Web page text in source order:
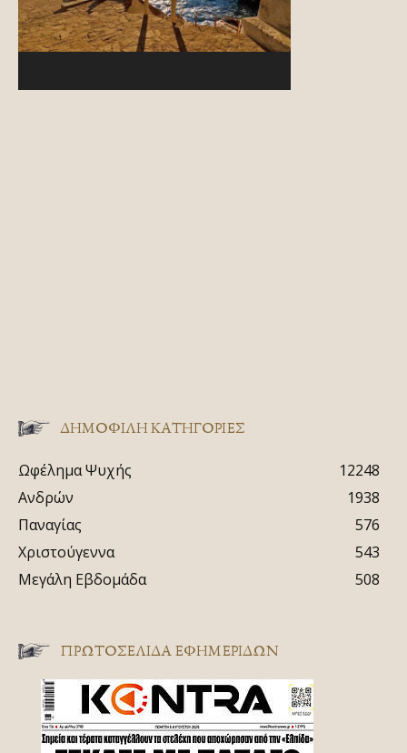
ΔΗΜΟΦΙΛΗ ΚΑΤΗΓΟΡΙΕΣ
Ωφέλημα Ψυχής
12248
Ανδρών
1938
Παναγίας
576
Χριστούγεννα
543
Μεγάλη Εβδομάδα
508
ΠΡΩΤΟΣΈΛΙΔΑ ΕΦΗΜΕΡΊΔΩΝ